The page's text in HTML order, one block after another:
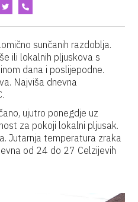
sunčanih razdoblja.
ili lokalnih pljuskova s
dana i poslijepodne.
Najviša dnevna
ujutro ponegdje uz
za pokoji lokalni pljusak.
Jutarnja temperatura zraka
od 24 do 27 Celzijevih